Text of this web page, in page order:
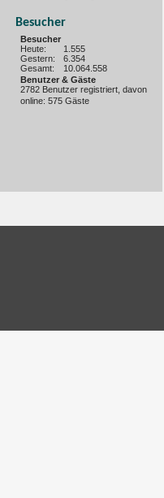
Besucher
Besucher
Heute:
1.555
Gestern:
6.354
Gesamt:
10.064.558
Benutzer & Gäste
2782 Benutzer registriert, davon
online: 575 Gäste